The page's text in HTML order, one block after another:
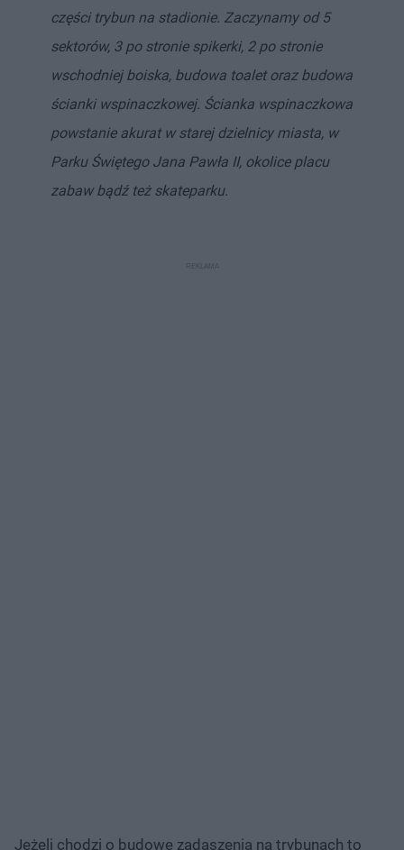
części trybun na stadionie. Zaczynamy od 5
sektorów, 3 po stronie spikerki, 2 po stronie
wschodniej boiska, budowa toalet oraz budowa
ścianki wspinaczkowej. Ścianka wspinaczkowa
powstanie akurat w starej dzielnicy miasta, w
Parku Świętego Jana Pawła II, okolice placu
zabaw bądź też skateparku.
Jeżeli chodzi o budowę zadaszenia na trybunach to